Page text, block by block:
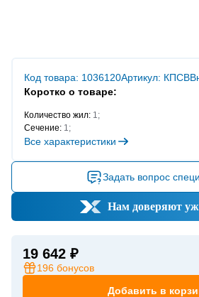
Код товара: 1036120Артикул:
Коротко о товаре:
Количество жил: 1;
Сечение: 1;
Все характеристики
Задать вопрос
Нам доверяют
19 642 ₽
196 бонусов
Добавить в